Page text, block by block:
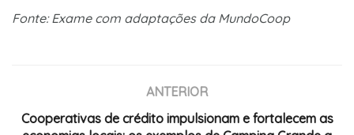
Fonte: Exame com adaptações da MundoCoop
ANTERIOR
Cooperativas de crédito impulsionam e fortalecem as